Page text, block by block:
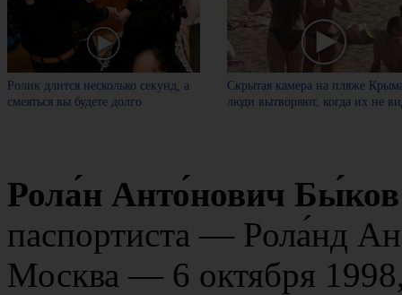
Ролик длится несколько секунд, а
смеяться вы будете долго
Скрытая камера на пляже
люди вытворяют, когда их не
Рола́н Анто́нович Бы́ков
паспортиста — Рола́нд
Москва — 6 октября